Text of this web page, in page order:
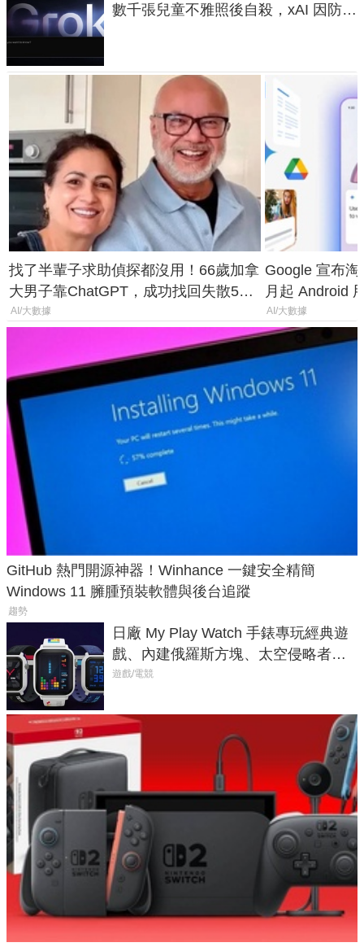
數千張兒童不雅照後自殺，xAI 因防護
找了半輩子求助偵探都沒用！66歲加拿
大男子靠ChatGPT，成功找回失散50
年家人
AI/大數據
Google 宣布
月起 Android
AI/大數據
GitHub 熱門開源神器！Winhance 一鍵安全精簡
Windows 11 臃腫預裝軟體與後台追蹤
趨勢
日廠 My Play Watch 手錶專玩經典遊
戲、內建俄羅斯方塊、太空侵略者，
不過竟然不能連手機？
遊戲/電競